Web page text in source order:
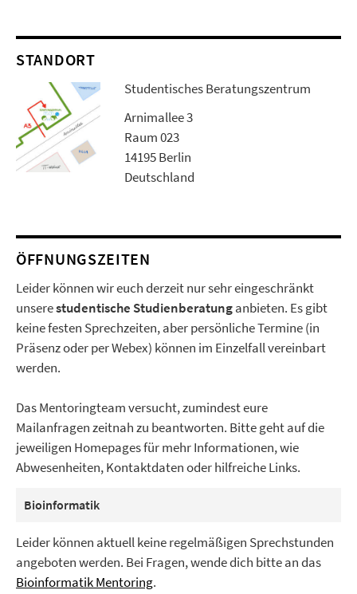
STANDORT
Studentisches Beratungszentrum
Arnimallee 3
Raum 023
14195 Berlin
Deutschland
ÖFFNUNGSZEITEN
Leider können wir euch derzeit nur sehr eingeschränkt
unserestudentische Studienberatunganbieten. Es gibt
keine festen Sprechzeiten, aber persönliche Termine (in
Präsenz oder per Webex) können im Einzelfall vereinbart
werden.
Das Mentoringteam versucht, zumindest eure
Mailanfragen zeitnah zu beantworten. Bitte geht auf die
jeweiligen Homepages für mehr Informationen, wie
Abwesenheiten, Kontaktdaten oder hilfreiche Links.
Bioinformatik
Leider können aktuell keine regelmäßigen Sprechstunden
angeboten werden. Bei Fragen, wende dich bitte an das
Bioinformatik Mentoring.